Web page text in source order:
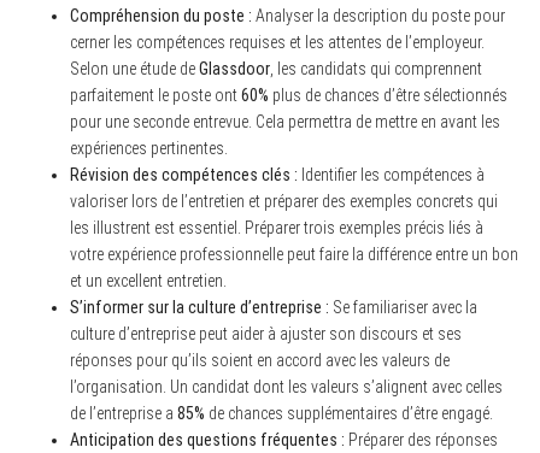
Compréhension du poste : Analyser la description du poste pour
cerner les compétences requises et les attentes de l’employeur.
Selon une étude deGlassdoor, les candidats qui comprennent
parfaitement le poste ont60% plus de chances d’être sélectionnés
pour une seconde entrevue. Cela permettra de mettre en avant les
expériences pertinentes.
Révision des compétences clés : Identifier les compétences à
valoriser lors de l’entretien et préparer des exemples concrets qui
les illustrent est essentiel. Préparer trois exemples précis liés à
votre expérience professionnelle peut faire la différence entre un bon
et un excellent entretien.
S’informer sur la culture d’entreprise : Se familiariser avec la
culture d’entreprise peut aider à ajuster son discours et ses
réponses pour qu’ils soient en accord avec les valeurs de
l’organisation. Un candidat dont les valeurs s’alignent avec celles
de l’entreprise a 85% de chances supplémentaires d’être engagé.
Anticipation des questions fréquentes : Préparer des réponses